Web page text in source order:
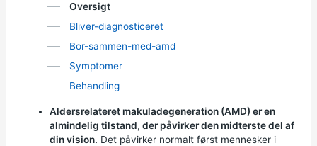
Oversigt
Bliver-diagnosticeret
Bor-sammen-med-amd
Symptomer
Behandling
Aldersrelateret makuladegeneration (AMD) er en
almindelig tilstand, der påvirker den midterste del af
din vision. Det påvirker normalt først mennesker i